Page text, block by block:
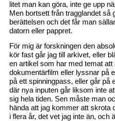
litet man kan göra, inte ge upp
Men bortsett från tragglandet så
berättelsen och det får man
datorn eller pappret.
För mig är forskningen den
kör fast går jag till arkivet, eller
en artikel som har med temat att
dokumentärfilm eller lyssnar på
på ett spinningpass, eller går på
där nya inputen går liksom inte
sig hela tiden. Sen måste man
hända att jag kommer att skrota
i flera år, det vet jag inte än, och